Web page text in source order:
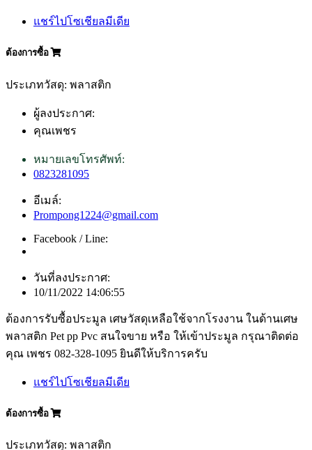
แชร์ไปโซเชียลมีเดีย
ต้องการซื้อ
ประเภทวัสดุ: พลาสติก
ผู้ลงประกาศ:
คุณเพชร
หมายเลขโทรศัพท์:
0823281095
อีเมล์:
Prompong1224@gmail.com
Facebook / Line:
วันที่ลงประกาศ:
10/11/2022 14:06:55
ต้องการรับซื้อประมูล เศษวัสดุเหลือใช้จากโรงงาน ในด้านเศษ
พลาสติก Pet pp Pvc สนใจขาย หรือ ให้เข้าประมูล กรุณาติดต่อ
คุณ เพชร 082-328-1095 ยินดีให้บริการครับ
แชร์ไปโซเชียลมีเดีย
ต้องการซื้อ
ประเภทวัสดุ: พลาสติก